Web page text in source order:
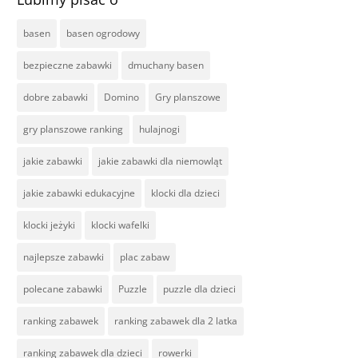
basen basen ogrodowy
bezpieczne zabawki dmuchany basen
dobre zabawki Domino Gry planszowe
gry planszowe ranking hulajnogi
jakie zabawki jakie zabawki dla niemowląt
jakie zabawki edukacyjne klocki dla dzieci
klocki jeżyki klocki wafelki
najlepsze zabawki plac zabaw
polecane zabawki Puzzle puzzle dla dzieci
ranking zabawek ranking zabawek dla 2 latka
ranking zabawek dla dzieci rowerki